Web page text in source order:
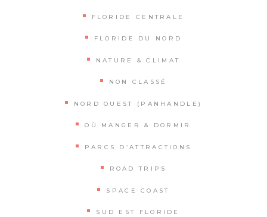
FLORIDE CENTRALE
FLORIDE DU NORD
NATURE & CLIMAT
NON CLASSÉ
NORD OUEST (PANHANDLE)
OÙ MANGER & DORMIR
PARCS D’ATTRACTIONS
ROAD TRIPS
SPACE COAST
SUD EST FLORIDE